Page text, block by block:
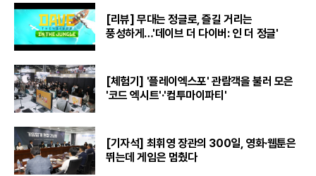
[리뷰] 무대는 정글로, 즐길 거리는
풍성하게…'데이브 더 다이버: 인 더 정글'
[체험기] '플레이엑스포' 관람객을 불러 모은
'코드 엑시트'·'컴투마이파티'
[기자석] 최휘영 장관의 300일, 영화·웹툰은
뛰는데 게임은 멈췄다